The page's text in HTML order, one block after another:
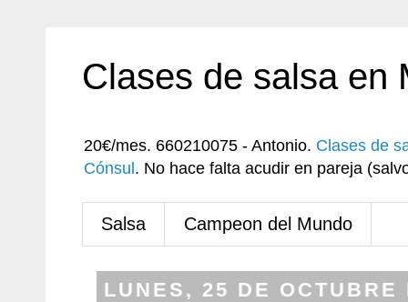
Clases de salsa en
20€/mes. 660210075 - Antonio. Clases de
Cónsul . No hace falta acudir en pareja
Salsa Campeon del Mundo
LUNES, 25 DE OCTUBRE